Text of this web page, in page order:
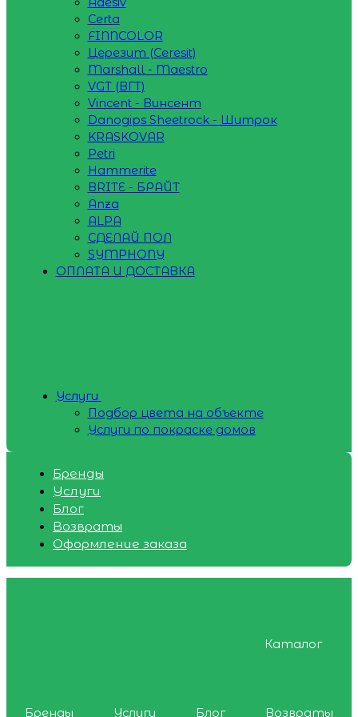
Certa
FINNCOLOR
Церезит (Ceresit)
Marshall - Maestro
VGT (ВГТ)
Vincent - Винсент
Danogips Sheetrock - Шитрок
KRASKOVAR
Petri
Hammerite
BRITE - БРАЙТ
Anza
ALPA
СДЕЛАЙ ПОЛ
SYMPHONY
ОПЛАТА И ДОСТАВКА
Услуги
Подбор цвета на объекте
Услуги по покраске домов
Бренды
Услуги
Блог
Возвраты
Оформление заказа
Каталог
Бренды Услуги Блог
Возвраты